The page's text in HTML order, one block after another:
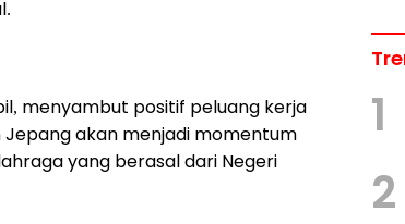
menyambut positif peluang kerja
akan menjadi momentum
yang berasal dari Negeri
1
2